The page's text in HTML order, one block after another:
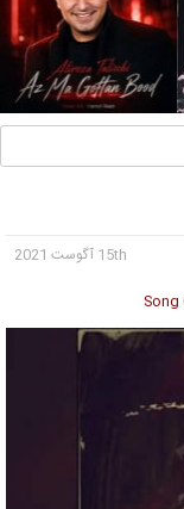
15th آگوست 2021
Song